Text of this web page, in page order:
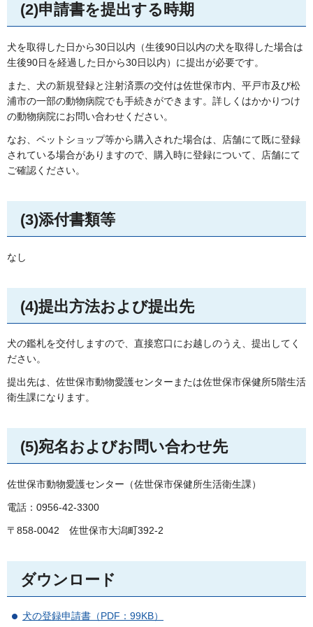
(2)申請書を提出する時期
犬を取得した日から30日以内（生後90日以内の犬を取得した場合は
生後90日を経過した日から30日以内）に提出が必要です。
また、犬の新規登録と注射済票の交付は佐世保市内、平戸市及び松
浦市の一部の動物病院でも手続きができます。詳しくはかかりつけ
の動物病院にお問い合わせください。
なお、ペットショップ等から購入された場合は、店舗にて既に登録
されている場合がありますので、購入時に登録について、店舗にて
ご確認ください。
(3)添付書類等
なし
(4)提出方法および提出先
犬の鑑札を交付しますので、直接窓口にお越しのうえ、提出してく
ださい。
提出先は、佐世保市動物愛護センターまたは佐世保市保健所5階生活
衛生課になります。
(5)宛名およびお問い合わせ先
佐世保市動物愛護センター（佐世保市保健所生活衛生課）
電話：0956-42-3300
〒858-0042 佐世保市大潟町392-2
ダウンロード
犬の登録申請書（PDF：99KB）